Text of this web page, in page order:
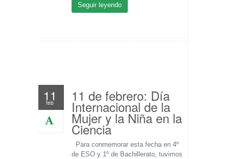
Seguir leyendo
11
feb 11 de febrero: Día
Internacional de la
Mujer y la Niña en la
Ciencia
Para conmemorar esta fecha en 4º
de ESO y 1º de Bachillerato, tuvimos